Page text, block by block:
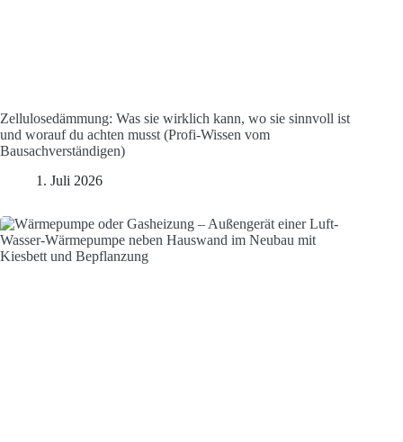
Zellulosedämmung: Was sie wirklich kann, wo sie sinnvoll ist
und worauf du achten musst (Profi-Wissen vom
Bausachverständigen)
1. Juli 2026